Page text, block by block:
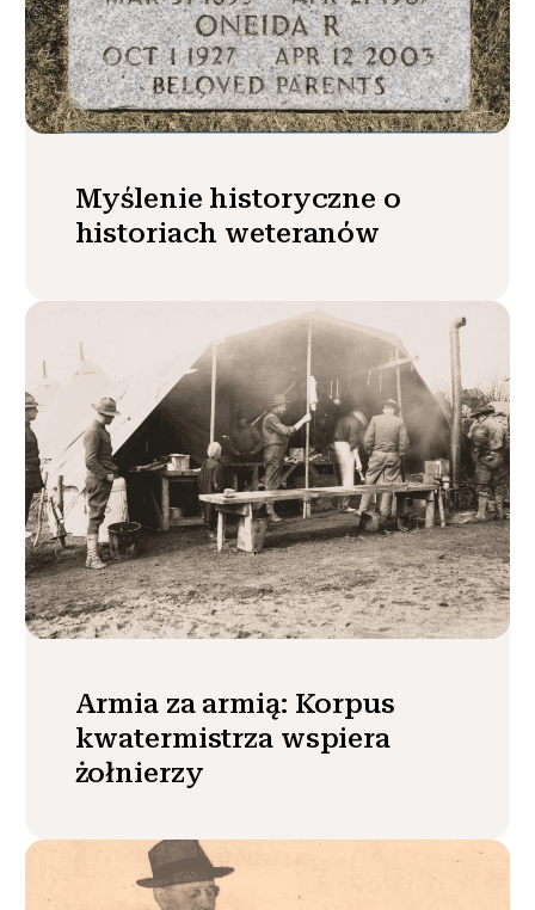
Myślenie historyczne o
historiach weteranów
Armia za armią: Korpus
kwatermistrza wspiera
żołnierzy